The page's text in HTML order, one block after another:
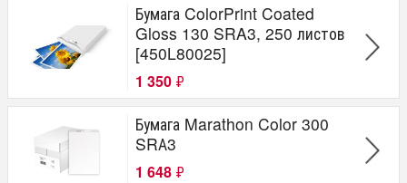
Бумага ColorPrint Coated
Gloss 130 SRA3, 250 листов
[450L80025]
1 350 ₽
Бумага Marathon Color 300
SRА3
1 648 ₽